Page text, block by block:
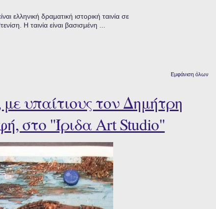
ελληνική δραματική ιστορική ταινία σε
Η ταινία είναι βασισμένη ...
Εμφάνιση όλων
υπαίτιους τον Δημήτρη
στο "Ίριδα Art Studio"